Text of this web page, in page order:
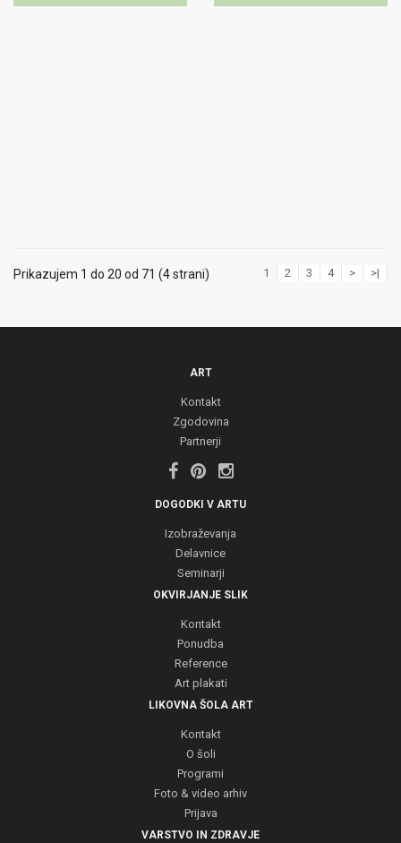
Prikazujem 1 do 20 od 71 (4 strani) 1 2 3 4 > >|
ART
Kontakt
Zgodovina
Partnerji
DOGODKI V ARTU
Izobraževanja
Delavnice
Seminarji
OKVIRJANJE SLIK
Kontakt
Ponudba
Reference
Art plakati
LIKOVNA ŠOLA ART
Kontakt
O šoli
Programi
Foto & video arhiv
Prijava
VARSTVO IN ZDRAVJE